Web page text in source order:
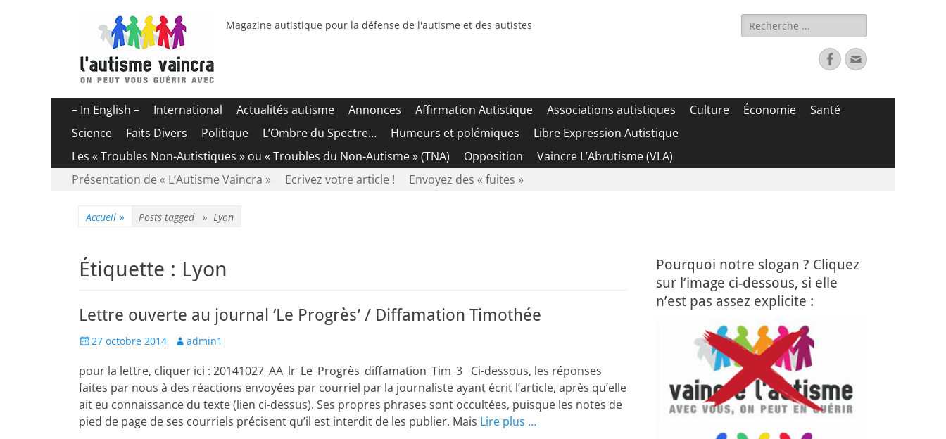
Magazine autistique pour la défense de l'autisme et des autistes Rechercher :
FacebookAdresse
de
Menu
principal
Aller
contenu
– In English – International Actualités autisme Annonces Affirmation Autistique Associations autistiques Culture Économie
Santé
Science
Faits Divers Politique L’Ombre du Spectre… Humeurs et polémiques
Libre Expression Autistique
Les « Troubles Non-Autistiques » ou « Troubles du Non-Autisme » (TNA)
Opposition Vaincre L’Abrutisme (VLA)
Menu
Aller
Présentation de « L’Autisme Vaincra » Ecrivez votre article ! Envoyez des « fuites »
Accueil » Posts tagged » Lyon
Étiquette : Lyon
Lettre ouverte au journal ‘Le Progrès’ / Diffamation Timothée
Posted
27 octobre 2014 Author
admin1
pour la lettre, cliquer ici : 20141027_AA_lr_Le_Progrès_diffamation_Tim_3 Ci-dessous, les réponses
faites par nous à des réactions envoyées par courriel par la journaliste ayant écrit l’article, après qu’elle
ait eu connaissance du texte (lien ci-dessus). Ses propres phrases sont occultées, puisque les notes de
pied de page de ses courriels précisent qu’il est interdit de les publier. Mais Lire plus …
Pourquoi notre slogan ? Cliquez
sur l’image ci-dessous, si elle
n’est pas assez explicite :